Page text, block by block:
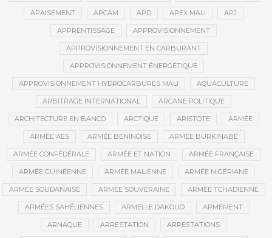
APAISEMENT APCAM APD APEX MALI APJ
APPRENTISSAGE APPROVISIONNEMENT
APPROVISIONNEMENT EN CARBURANT
APPROVISIONNEMENT ÉNERGÉTIQUE
APPROVISIONNEMENT HYDROCARBURES MALI AQUACULTURE
ARBITRAGE INTERNATIONAL ARCANE POLITIQUE
ARCHITECTURE EN BANCO ARCTIQUE ARISTOTE ARMÉE
ARMÉE AES ARMÉE BÉNINOISE ARMÉE BURKINABÉ
ARMÉE CONFÉDÉRALE ARMÉE ET NATION ARMÉE FRANÇAISE
ARMÉE GUINÉENNE ARMÉE MALIENNE ARMÉE NIGÉRIANE
ARMÉE SOUDANAISE ARMÉE SOUVERAINE ARMÉE TCHADIENNE
ARMÉES SAHÉLIENNES ARMELLE DAKOUO ARMEMENT
ARNAQUE ARRESTATION ARRESTATIONS